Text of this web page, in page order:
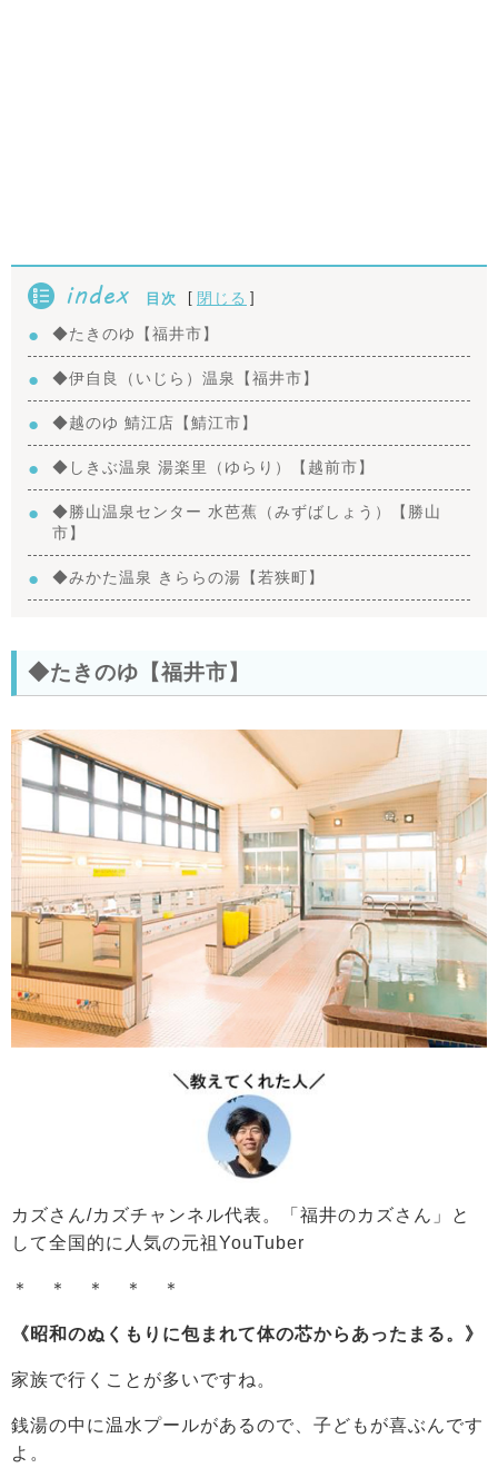
index 目次 [ 閉じる ]
◆たきのゆ【福井市】
◆伊自良（いじら）温泉【福井市】
◆越のゆ 鯖江店【鯖江市】
◆しきぶ温泉 湯楽里（ゆらり）【越前市】
◆勝山温泉センター 水芭蕉（みずばしょう）【勝山
市】
◆みかた温泉 きららの湯【若狭町】
◆たきのゆ【福井市】
カズさん/カズチャンネル代表。「福井のカズさん」と
して全国的に人気の元祖YouTuber
＊ ＊ ＊ ＊ ＊
《昭和のぬくもりに包まれて体の芯からあったまる。》
家族で行くことが多いですね。
銭湯の中に温水プールがあるので、子どもが喜ぶんです
よ。